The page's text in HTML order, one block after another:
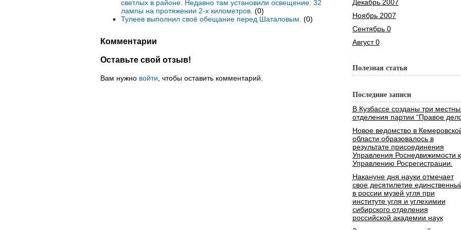
светлых в районе. Недавно там установили освещение: 32
лампы на протяжении 2-х километров. (0)
Тулеев выполнил своё обещание перед Шаталовым. (0)
Комментарии
Оставьте свой отзыв!
Вам нужно войти , чтобы оставить комментарий.
Декабрь 2007
Ноябрь 2007
Сентябрь 0
Август 0
Полезная статья
Последние записи
В Кузбассе созданы три
отделения партии “Правое
Новое ведомство в
области образовалось в
результате присоединения
Управления Роснедвижимости к
Управлению Росрегистрации.
Накануне дня науки отмечает
свое десятилетие
в россии музей угля при
институте угля и углехимии
сибирского отделения
российской академии наук